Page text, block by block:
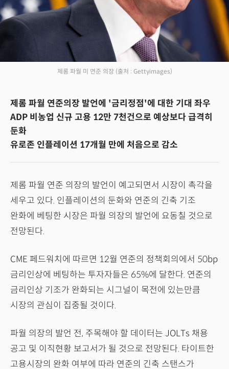
제롬 파월 미 연준 의장 (출처 : Gettyimages)
제롬 파월 연준의장 발언에 '금리정점'에 대한 기대 좌우
ADP 비농업 신규 고용 12만 7천건으로 예상보다 급격히
둔화
유로존 인플레이션 17개월 만에 처음으로 감소
제롬 파월 연준 의장의 발언이 예고되면서 시장이 촉각을
세우고 있다. 인플레이션의 둔화와 연준의 긴축 기조
완화에 베팅한 시장은 파월 의장의 발언에 요동칠 것으로
전망된다.
CME 페드워치에 따르면 12월 연준의 정책회의에서 50bp
금리인상에 베팅하는 투자자들은 65%에 달한다. 연준의
금리인상 기조가 완화되는 시그널이 목전에 있는만큼
시장의 관심이 집중될 것이다.
파월 의장의 발언 전, 주목해야 할 데이터는 JOLTs 채용
공고 및 이직현황 보고서가 될 것으로 전망된다. 타이트한
고용시장의 완화 여부에 따라 연준의 긴축 스탠스가